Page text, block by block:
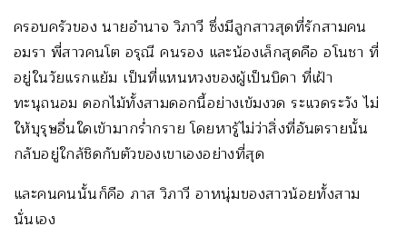
ครอบครัวของ นายอำนาจ วิภาวี ซึ่งมีลูกสาวสุดที่รักสามคน
อมรา พี่สาวคนโต อรุณี คนรอง และน้องเล็กสุดคือ อโนชา ที่
อยู่ในวัยแรกแย้ม เป็นที่แหนหวงของผู้เป็นบิดา ที่เฝ้า
ทะนุถนอม ดอกไม้ทั้งสามดอกนี้อย่างเข้มงวด ระแวดระวัง ไม่
ให้บุรุษอื่นใดเข้ามากร่ำกราย โดยหารู้ไม่ว่าสิ่งที่อันตรายนั้น
กลับอยู่ใกล้ชิดกับตัวของเขาเองอย่างที่สุด
และคนคนนั้นก็คือ ภาส วิภาวี อาหนุ่มของสาวน้อยทั้งสาม
นั่นเอง